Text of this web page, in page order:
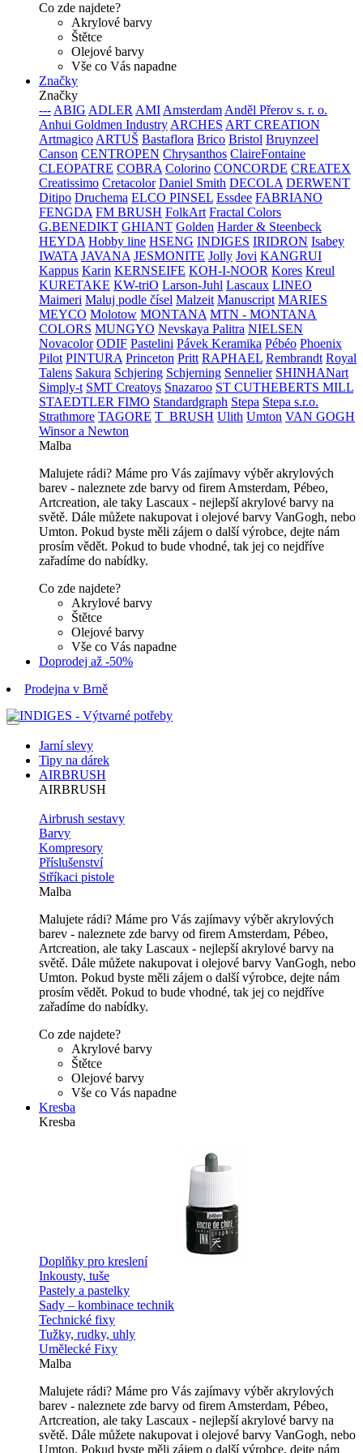
Co zde najdete?
Akrylové barvy
Štětce
Olejové barvy
Vše co Vás napadne
Značky
Značky
--- ABIG ADLER AMI Amsterdam Anděl Přerov s. r. o.
Anhui Goldmen Industry ARCHES ART CREATION
Artmagico ARTUŠ Bastaflora Brico Bristol Bruynzeel
Canson CENTROPEN Chrysanthos ClaireFontaine
CLEOPATRE COBRA Colorino CONCORDE CREATEX
Creatissimo Cretacolor Daniel Smith DECOLA DERWENT
Ditipo Druchema ELCO PINSEL Essdee FABRIANO
FENGDA FM BRUSH FolkArt Fractal Colors
G.BENEDIKT GHIANT Golden Harder & Steenbeck
HEYDA Hobby line HSENG INDIGES IRIDRON Isabey
IWATA JAVANA JESMONITE Jolly Jovi KANGRUI
Kappus Karin KERNSEIFE KOH-I-NOOR Kores Kreul
KURETAKE KW-triO Larson-Juhl Lascaux LINEO
Maimeri Maluj podle čísel Malzeit Manuscript MARIES
MEYCO Molotow MONTANA MTN - MONTANA
COLORS MUNGYO Nevskaya Palitra NIELSEN
Novacolor ODIF Pastelini Pávek Keramika Pébéo Phoenix
Pilot PINTURA Princeton Pritt RAPHAEL Rembrandt Royal
Talens Sakura Schjering Schjerning Sennelier SHINHANart
Simply-t SMT Creatoys Snazaroo ST CUTHEBERTS MILL
STAEDTLER FIMO Standardgraph Stepa Stepa s.r.o.
Strathmore TAGORE T_BRUSH Ulith Umton VAN GOGH
Winsor a Newton
Malba
Malujete rádi? Máme pro Vás zajímavy výběr akrylových
barev - naleznete zde barvy od firem Amsterdam, Pébeo,
Artcreation, ale taky Lascaux - nejlepší akrylové barvy na
světě. Dále můžete nakupovat i olejové barvy VanGogh, nebo
Umton. Pokud byste měli zájem o další výrobce, dejte nám
prosím vědět. Pokud to bude vhodné, tak jej co nejdříve
zařadíme do nabídky.
Co zde najdete?
Akrylové barvy
Štětce
Olejové barvy
Vše co Vás napadne
Doprodej až -50%
Prodejna v Brně
Jarní slevy
Tipy na dárek
AIRBRUSH
AIRBRUSH
Airbrush sestavy
Barvy
Kompresory
Příslušenství
Stříkaci pistole
Malba
Malujete rádi? Máme pro Vás zajímavy výběr akrylových
barev - naleznete zde barvy od firem Amsterdam, Pébeo,
Artcreation, ale taky Lascaux - nejlepší akrylové barvy na
světě. Dále můžete nakupovat i olejové barvy VanGogh, nebo
Umton. Pokud byste měli zájem o další výrobce, dejte nám
prosím vědět. Pokud to bude vhodné, tak jej co nejdříve
zařadíme do nabídky.
Co zde najdete?
Akrylové barvy
Štětce
Olejové barvy
Vše co Vás napadne
Kresba
Kresba
Doplňky pro kreslení
Inkousty, tuše
Pastely a pastelky
Sady – kombinace technik
Technické fixy
Tužky, rudky, uhly
Umělecké Fixy
Malba
Malujete rádi? Máme pro Vás zajímavy výběr akrylových
barev - naleznete zde barvy od firem Amsterdam, Pébeo,
Artcreation, ale taky Lascaux - nejlepší akrylové barvy na
světě. Dále můžete nakupovat i olejové barvy VanGogh, nebo
Umton. Pokud byste měli zájem o další výrobce, dejte nám